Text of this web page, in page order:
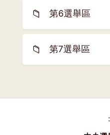
📁 第6選舉區
📁 第7選舉區